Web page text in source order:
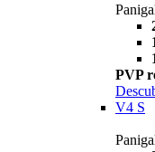
PVP
V4 S